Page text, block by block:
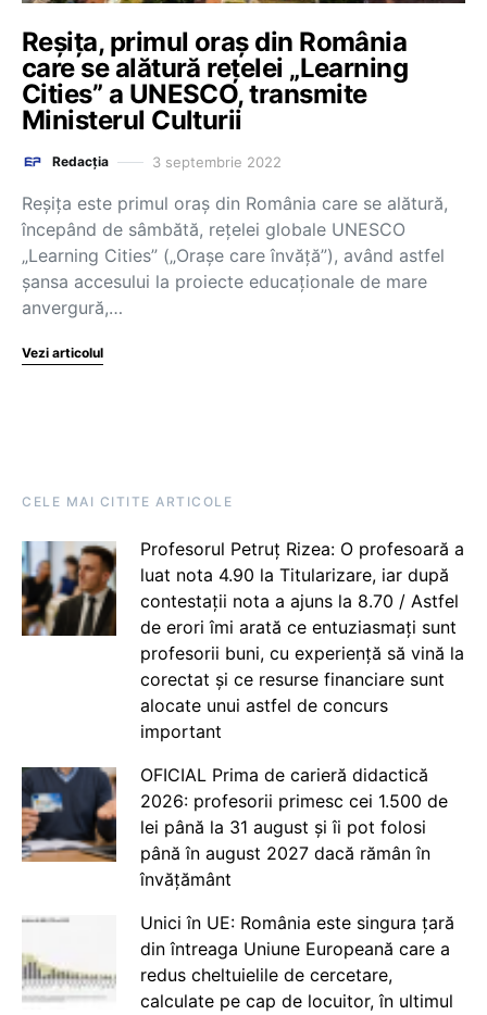
Reșița, primul oraș din România
care se alătură rețelei „Learning
Cities” a UNESCO, transmite
Ministerul Culturii
Redacția 3 septembrie 2022
Reşiţa este primul oraş din România care se alătură,
începând de sâmbătă, reţelei globale UNESCO
„Learning Cities” („Oraşe care învăţă”), având astfel
şansa accesului la proiecte educaţionale de mare
anvergură,…
Vezi articolul
CELE MAI CITITE ARTICOLE
Profesorul Petruț Rizea: O profesoară a
luat nota 4.90 la Titularizare, iar după
contestații nota a ajuns la 8.70 / Astfel
de erori îmi arată ce entuziasmați sunt
profesorii buni, cu experiență să vină la
corectat și ce resurse financiare sunt
alocate unui astfel de concurs
important
OFICIAL Prima de carieră didactică
2026: profesorii primesc cei 1.500 de
lei până la 31 august și îi pot folosi
până în august 2027 dacă rămân în
învățământ
Unici în UE: România este singura țară
din întreaga Uniune Europeană care a
redus cheltuielile de cercetare,
calculate pe cap de locuitor, în ultimul